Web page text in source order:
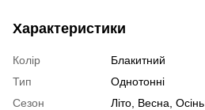
Характеристики
Колір
Блакитний
Тип
Однотонні
Сезон
Літо, Весна, Осінь